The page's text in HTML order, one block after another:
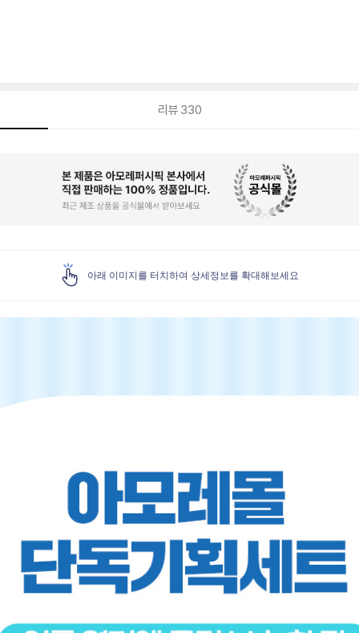
리뷰 330
아래 이미지를 터치하여 상세정보를 확대해보세요